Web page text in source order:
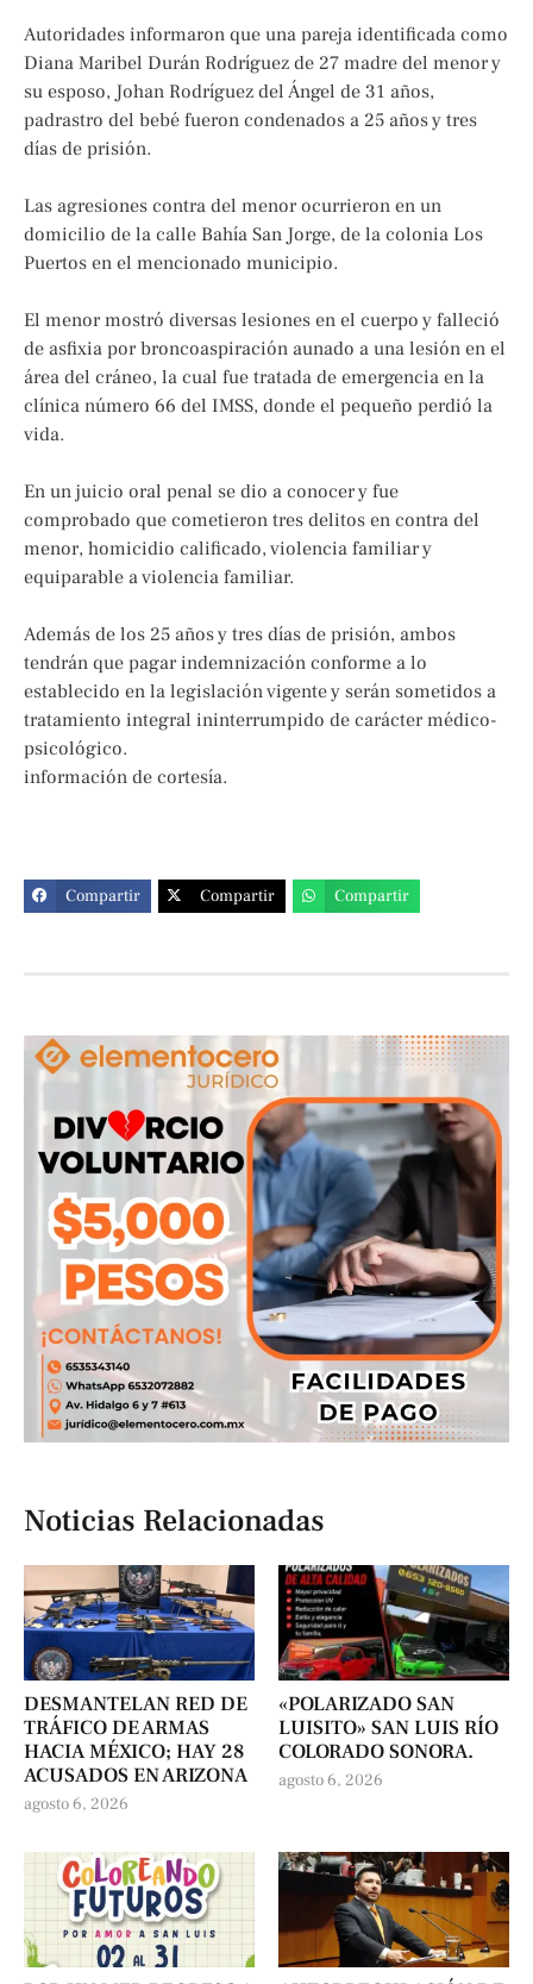
Autoridades informaron que una pareja identificada como
Diana Maribel Durán Rodríguez de 27 madre del menor y
su esposo, Johan Rodríguez del Ángel de 31 años,
padrastro del bebé fueron condenados a 25 años y tres
días de prisión.
Las agresiones contra del menor ocurrieron en un
domicilio de la calle Bahía San Jorge, de la colonia Los
Puertos en el mencionado municipio.
El menor mostró diversas lesiones en el cuerpo y falleció
de asfixia por broncoaspiración aunado a una lesión en el
área del cráneo, la cual fue tratada de emergencia en la
clínica número 66 del IMSS, donde el pequeño perdió la
vida.
En un juicio oral penal se dio a conocer y fue
comprobado que cometieron tres delitos en contra del
menor, homicidio calificado, violencia familiar y
equiparable a violencia familiar.
Además de los 25 años y tres días de prisión, ambos
tendrán que pagar indemnización conforme a lo
establecido en la legislación vigente y serán sometidos a
tratamiento integral ininterrumpido de carácter médico-
psicológico.
información de cortesía.
Compartir Compartir Compartir
Noticias Relacionadas
DESMANTELAN RED DE
TRÁFICO DE ARMAS
HACIA MÉXICO; HAY 28
ACUSADOS EN ARIZONA
agosto 6, 2026
«POLARIZADO SAN
LUISITO» SAN LUIS RÍO
COLORADO SONORA.
agosto 6, 2026